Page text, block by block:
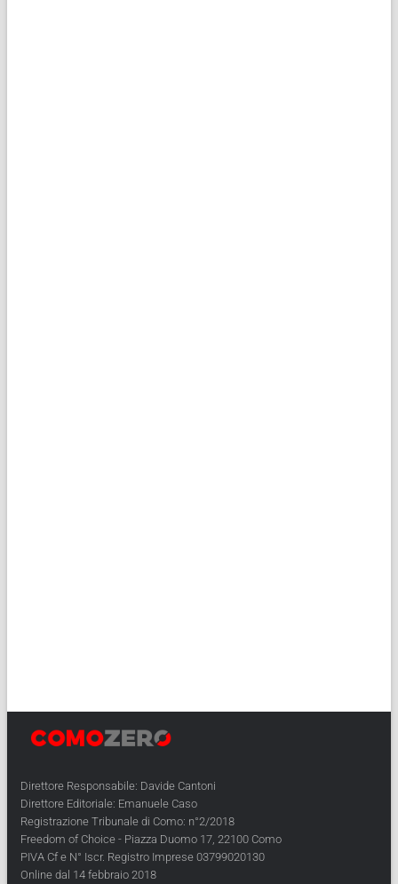
Direttore Responsabile: Davide Cantoni
Direttore Editoriale: Emanuele Caso
Registrazione Tribunale di Como: n°2/2018
Freedom of Choice - Piazza Duomo 17, 22100 Como
PIVA Cf e N° Iscr. Registro Imprese 03799020130
Online dal 14 febbraio 2018